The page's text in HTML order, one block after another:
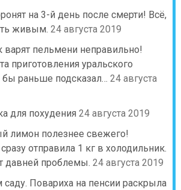
на 3-й день после смерти! Всё,
живым. 24 августа 2019
варят пельмени неправильно!
приготовления уральского
бы раньше подсказал… 24 августа
для похудения 24 августа 2019
лимон полезнее свежего!
отправила 1 кг в холодильник.
давней проблемы. 24 августа 2019
саду. Повариха на пенсии раскрыла